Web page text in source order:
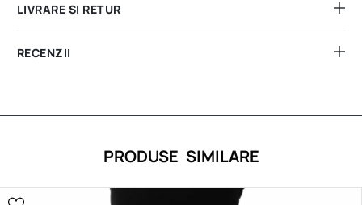
LIVRARE SI RETUR
RECENZII
PRODUSE SIMILARE